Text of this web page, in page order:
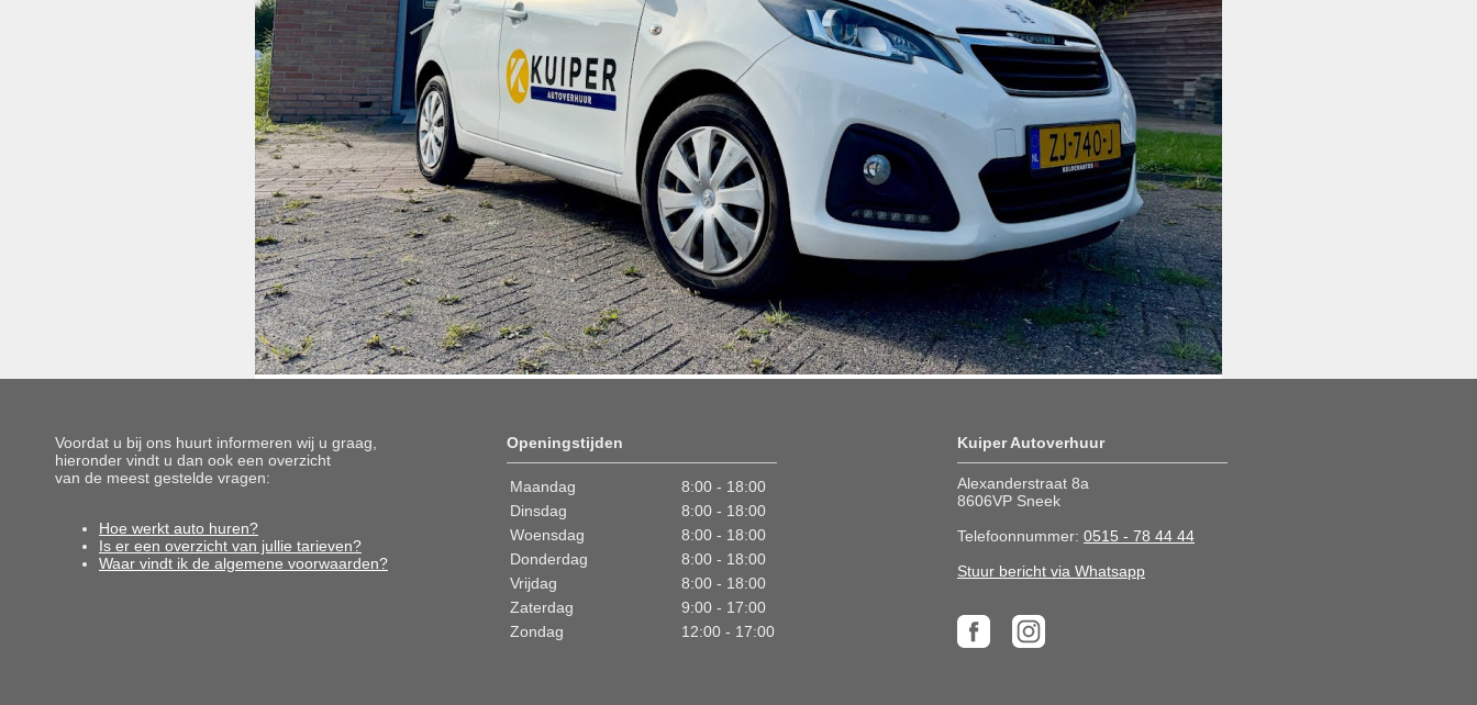
Voordat u bij ons huurt informeren wij u graag,
hieronder vindt u dan ook een overzicht
van de meest gestelde vragen:
Hoe werkt auto huren?
Is er een overzicht van jullie tarieven?
Waar vindt ik de algemene voorwaarden?
Openingstijden
Maandag
8:00 - 18:00
Dinsdag
8:00 - 18:00
Woensdag
8:00 - 18:00
Donderdag
8:00 - 18:00
Vrijdag
8:00 - 18:00
Zaterdag
9:00 - 17:00
Zondag
12:00 - 17:00
Kuiper Autoverhuur
Alexanderstraat 8a
8606VP Sneek
Telefoonnummer:0515 - 78 44 44
Stuur bericht via Whatsapp